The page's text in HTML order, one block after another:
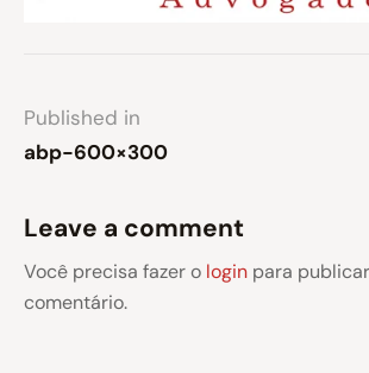
Published in
abp-600×300
Leave a comment
Você precisa fazer o login para
comentário.